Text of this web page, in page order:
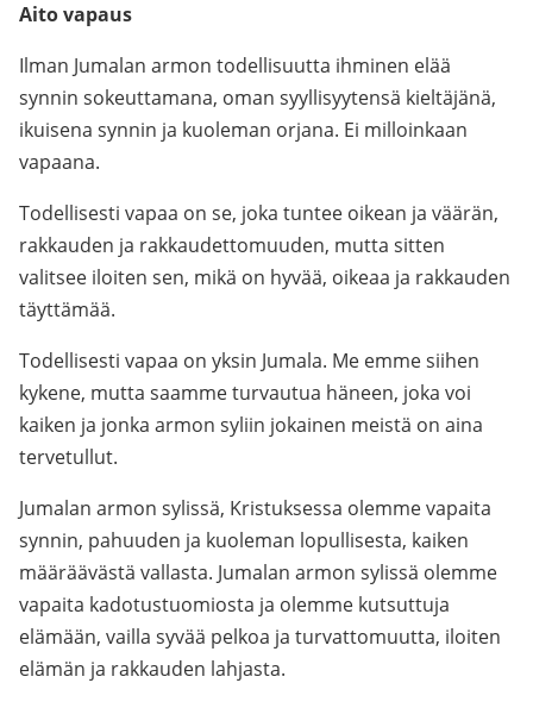
Aito vapaus
Ilman Jumalan armon todellisuutta ihminen elää
synnin sokeuttamana, oman syyllisyytensä kieltäjänä,
ikuisena synnin ja kuoleman orjana. Ei milloinkaan
vapaana.
Todellisesti vapaa on se, joka tuntee oikean ja väärän,
rakkauden ja rakkaudettomuuden, mutta sitten
valitsee iloiten sen, mikä on hyvää, oikeaa ja rakkauden
täyttämää.
Todellisesti vapaa on yksin Jumala. Me emme siihen
kykene, mutta saamme turvautua häneen, joka voi
kaiken ja jonka armon syliin jokainen meistä on aina
tervetullut.
Jumalan armon sylissä, Kristuksessa olemme vapaita
synnin, pahuuden ja kuoleman lopullisesta, kaiken
määräävästä vallasta. Jumalan armon sylissä olemme
vapaita kadotustuomiosta ja olemme kutsuttuja
elämään, vailla syvää pelkoa ja turvattomuutta, iloiten
elämän ja rakkauden lahjasta.